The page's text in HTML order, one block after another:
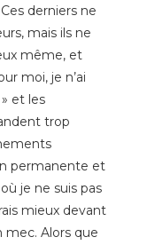
derniers ne
mais ils ne
même, et
moi, je n’ai
et les
trop
permanente et
je ne suis pas
mieux devant
mec. Alors que